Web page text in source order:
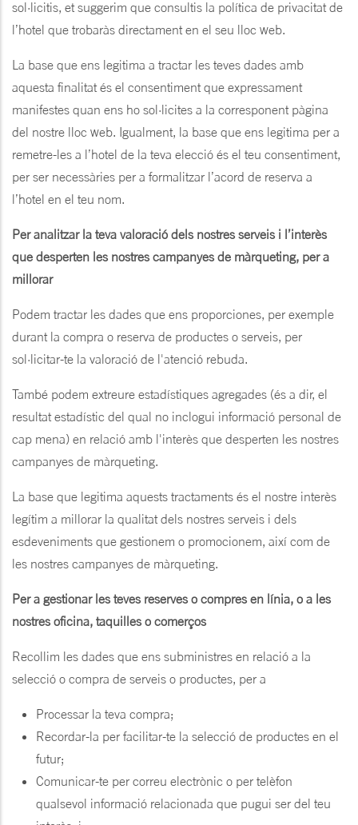
sol·licitis, et suggerim que consultis la política de privacitat de
l’hotel que trobaràs directament en el seu lloc web.
La base que ens legitima a tractar les teves dades amb
aquesta finalitat és el consentiment que expressament
manifestes quan ens ho sol·licites a la corresponent pàgina
del nostre lloc web. Igualment, la base que ens legitima per a
remetre-les a l’hotel de la teva elecció és el teu consentiment,
per ser necessàries per a formalitzar l’acord de reserva a
l’hotel en el teu nom.
Per analitzar la teva valoració dels nostres serveis i l’interès
que desperten les nostres campanyes de màrqueting, per a
millorar
Podem tractar les dades que ens proporciones, per exemple
durant la compra o reserva de productes o serveis, per
sol·licitar-te la valoració de l'atenció rebuda.
També podem extreure estadístiques agregades (és a dir, el
resultat estadístic del qual no inclogui informació personal de
cap mena) en relació amb l'interès que desperten les nostres
campanyes de màrqueting.
La base que legitima aquests tractaments és el nostre interès
legítim a millorar la qualitat dels nostres serveis i dels
esdeveniments que gestionem o promocionem, així com de
les nostres campanyes de màrqueting.
Per a gestionar les teves reserves o compres en línia, o a les
nostres oficina, taquilles o comerços
Recollim les dades que ens subministres en relació a la
selecció o compra de serveis o productes, per a
Processar la teva compra;
Recordar-la per facilitar-te la selecció de productes en el
futur;
Comunicar-te per correu electrònic o per telèfon
qualsevol informació relacionada que pugui ser del teu